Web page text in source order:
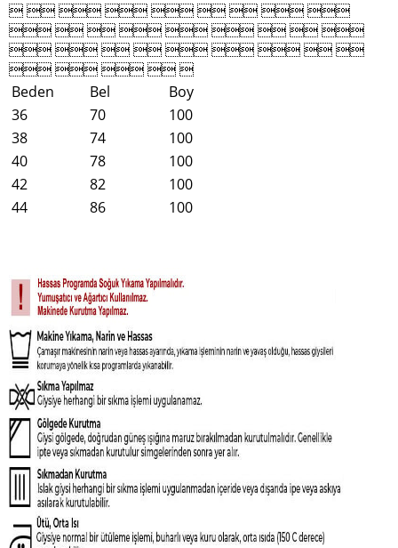
        
        
        
    
Beden
Bel
Boy
36
70
100
38
74
100
40
78
100
42
82
100
44
86 100